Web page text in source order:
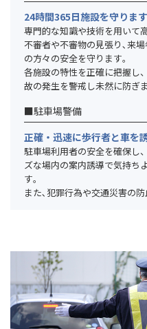
24時間365日施設を守ります
専門的な知識や技術を用いて
不審者や不審物の見張り､来
の方々の安全を守ります｡
各施設の特性を正確に把握し
故の発生を警戒し未然に防ぎ
■駐車場警備
正確・迅速に歩行者と車を
駐車場利用者の安全を確保し
ズな場内の案内誘導で気持ち
す｡
また､犯罪行為や交通災害の